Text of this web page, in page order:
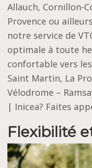
Allauch, Cornillon-
Provence ou
notre service de
optimale à toute
confortable vers
Saint Martin, La
Vélodrome –
| Inicea? Faites
Flexibilité